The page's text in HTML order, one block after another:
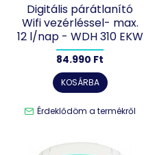
Digitális párátlanító
Wifi vezérléssel- max.
12 l/nap - WDH 310 EKW
84.990 Ft
KOSÁRBA
Érdeklődöm a termékről